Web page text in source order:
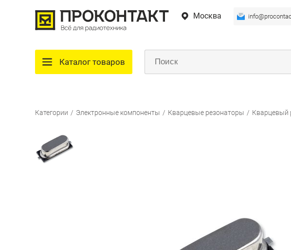
Москва
Каталог товаров
Категории / Электронные компоненты / Кварцевые резонаторы / Кварцевый